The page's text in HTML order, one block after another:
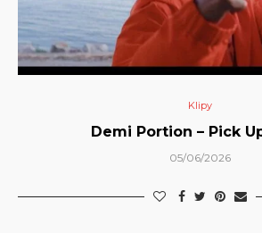
Klipy
Demi Portion – Pick
05/06/2026